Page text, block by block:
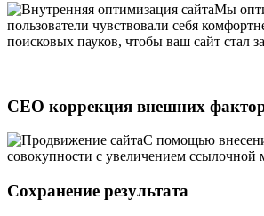
Мы
пользователи чувствовали себя
поисковых пауков, чтобы ваш сайт стал
СЕО коррекция внешних
С помощью
совокупности с увеличением
Сохранение результата